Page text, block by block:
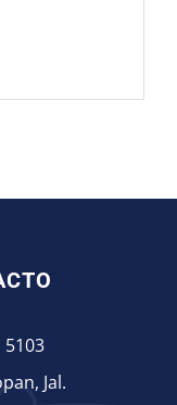
Jal.